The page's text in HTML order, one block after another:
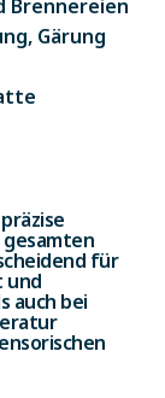
Brennereien
Gärung
für
und
auch bei